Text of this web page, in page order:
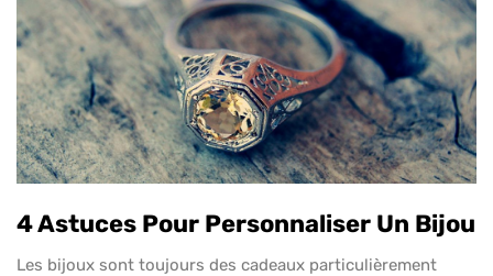
4 Astuces Pour Personnaliser Un Bijou
Les bijoux sont toujours des cadeaux particulièrement